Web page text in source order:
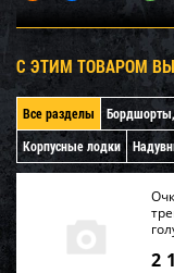
С ЭТИМ ТОВАРОМ
Все разделы
Корпусные лодки
2